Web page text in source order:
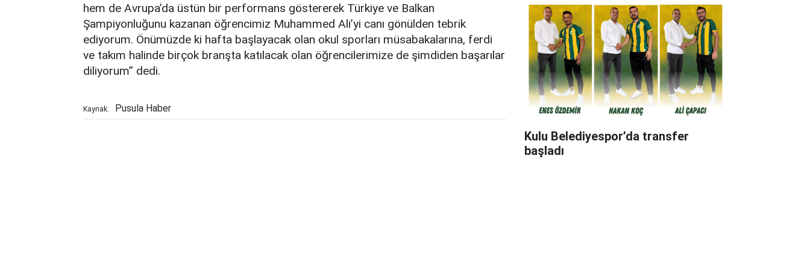
hem de Avrupa’da üstün bir performans göstererek Türkiye ve Balkan
Şampiyonluğunu kazanan öğrencimiz Muhammed Ali’yi canı gönülden tebrik
ediyorum. Önümüzde ki hafta başlayacak olan okul sporları müsabakalarına, ferdi
ve takım halinde birçok branşta katılacak olan öğrencilerimize de şimdiden başarılar
diliyorum’’ dedi.
Kaynak: Pusula Haber
Kulu Belediyespor’da transfer
başladı